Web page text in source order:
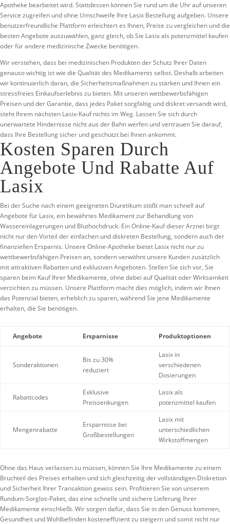
Apotheke bearbeitet wird. Stattdessen können Sie rund um die Uhr auf unseren
Service zugreifen und ohne Umschweife Ihre Lasix Bestellung aufgeben. Unsere
benutzerfreundliche Plattform erleichtert es Ihnen, Preise zu vergleichen und die
besten Angebote auszuwählen, ganz gleich, ob Sie Lasix als potenzmittel kaufen
oder für andere medizinische Zwecke benötigen.
Wir verstehen, dass bei medizinischen Produkten der Schutz Ihrer Daten
genauso wichtig ist wie die Qualität des Medikaments selbst. Deshalb arbeiten
wir kontinuierlich daran, die Sicherheitsmaßnahmen zu stärken und Ihnen ein
stressfreies Einkaufserlebnis zu bieten. Mit unseren wettbewerbsfähigen
Preisen und der Garantie, dass jedes Paket sorgfältig und diskret versandt wird,
steht Ihrem nächsten Lasix-Kauf nichts im Weg. Lassen Sie sich durch
unerwartete Hindernisse nicht aus der Bahn werfen und vertrauen Sie darauf,
dass Ihre Bestellung sicher und geschützt bei Ihnen ankommt.
Kosten Sparen Durch
Angebote Und Rabatte Auf
Lasix
Bei der Suche nach einem geeigneten Diuretikum stößt man schnell auf
Angebote für Lasix, ein bewährtes Medikament zur Behandlung von
Wassereinlagerungen und Bluthochdruck. Ein Online-Kauf dieser Arznei birgt
nicht nur den Vorteil der einfachen und diskreten Bestellung, sondern auch der
finanziellen Ersparnis. Unsere Online-Apotheke bietet Lasix nicht nur zu
wettbewerbsfähigen Preisen an, sondern verwöhnt unsere Kunden zusätzlich
mit attraktiven Rabatten und exklusiven Angeboten. Stellen Sie sich vor, Sie
sparen beim Kauf Ihrer Medikamente, ohne dabei auf Qualität oder Wirksamkeit
verzichten zu müssen. Unsere Plattform macht dies möglich, indem wir Ihnen
das Potenzial bieten, erheblich zu sparen, während Sie jene Medikamente
erhalten, die Sie benötigen.
Angebote Ersparnisse Produktoptionen
Sonderaktionen
Bis zu 30%
reduziert
Lasix in
verschiedenen
Dosierungen
Rabattcodes
Exklusive
Preissenkungen
Lasix als
potenzmittel kaufen
Mengenrabatte
Ersparnisse bei
Großbestellungen
Lasix mit
unterschiedlichen
Wirkstoffmengen
Ohne das Haus verlassen zu müssen, können Sie Ihre Medikamente zu einem
Bruchteil des Preises erhalten und sich gleichzeitig der vollständigen Diskretion
und Sicherheit Ihrer Transaktion gewiss sein. Profitieren Sie von unserem
Rundum-Sorglos-Paket, das eine schnelle und sichere Lieferung Ihrer
Medikamente einschließt. Wir sorgen dafür, dass Sie in den Genuss kommen,
Gesundheit und Wohlbefinden kosteneffizient zu steigern und somit nicht nur